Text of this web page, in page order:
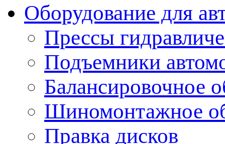
Оборудование для
Прессы
Подъемники
Балансировочное
Шиномонтажное
Правка дисков